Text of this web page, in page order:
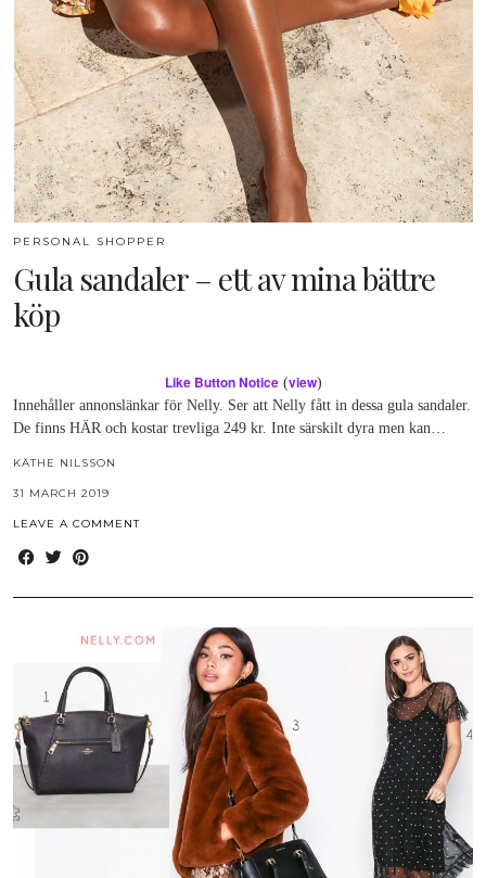
PERSONAL SHOPPER
Gula sandaler – ett av mina bättre
köp
Like Button Notice(view)
Innehåller annonslänkar för Nelly. Ser att Nelly fått in dessa gula sandaler.
De finns HÄR och kostar trevliga 249 kr. Inte särskilt dyra men kan…
KÄTHE NILSSON
31 MARCH 2019
LEAVE A COMMENT